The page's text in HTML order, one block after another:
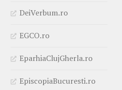
DeiVerbum.ro
EGCO.ro
EparhiaClujGherla.ro
EpiscopiaBucuresti.ro